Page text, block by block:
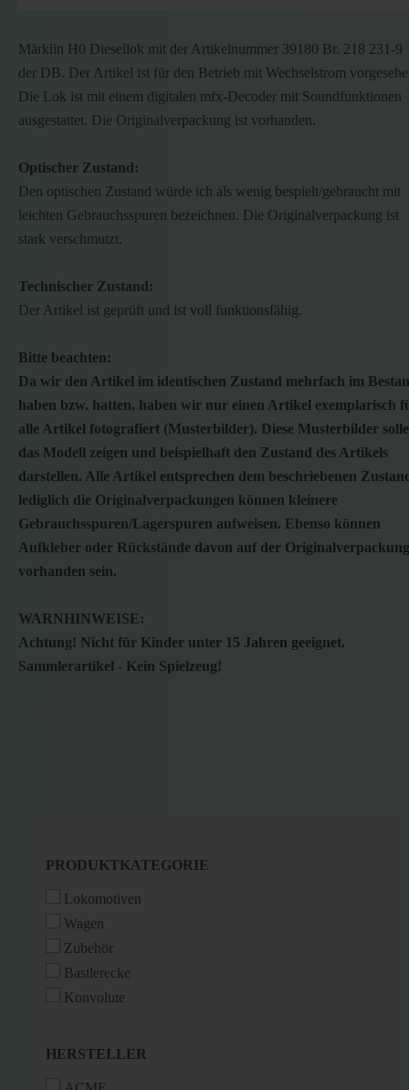
Märklin H0 Diesellok mit der Artikelnummer 39180 Br. 218 231-9
der DB. Der Artikel ist für den Betrieb mit Wechselstrom
Die Lok ist mit einem digitalen mfx-Decoder mit Soundfunktionen
ausgestattet. Die Originalverpackung ist vorhanden.
Optischer Zustand:
Den optischen Zustand würde ich als wenig bespielt/gebraucht mit
leichten Gebrauchsspuren bezeichnen. Die Originalverpackung ist
stark verschmutzt.
Technischer Zustand:
Der Artikel ist geprüft und ist voll funktionsfähig.
Bitte beachten:
Da wir den Artikel im identischen Zustand mehrfach im
haben bzw. hatten, haben wir nur einen Artikel exemplarisch
alle Artikel fotografiert (Musterbilder). Diese Musterbilder
das Modell zeigen und beispielhaft den Zustand des Artikels
darstellen. Alle Artikel entsprechen dem beschriebenen
lediglich die Originalverpackungen können kleinere
Gebrauchsspuren/Lagerspuren aufweisen. Ebenso können
Aufkleber oder Rückstände davon auf der Originalverpackung
vorhanden sein.
WARNHINWEISE:
Achtung! Nicht für Kinder unter 15 Jahren geeignet.
Sammlerartikel - Kein Spielzeug!
PRODUKTKATEGORIE
PRODUKTKATEGORIE
Lokomotiven
Wagen
Zubehör
Bastlerecke
Konvolute
HERSTELLER
HERSTELLER